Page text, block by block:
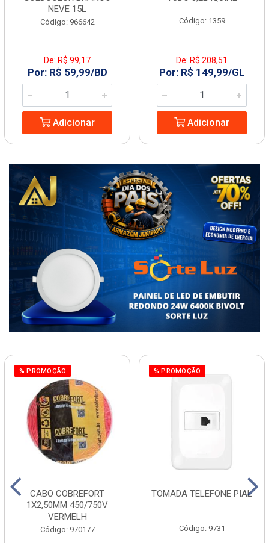
NEVE 15L
Código: 966642
De: R$ 99,17
Por: R$ 59,99/BD
Adicionar
Código: 1359
De: R$ 208,51
Por: R$ 149,99/GL
Adicionar
% PROMOÇÃO
CABO COBREFORT
1X2,50MM 450/750V
VERMELH
Código: 970177
% PROMOÇÃO
TOMADA TELEFONE PIAL
Código: 9731